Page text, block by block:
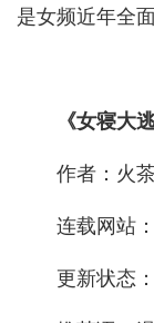
是女频近年全
《女寝大
作者：火
连载网站
更新状态